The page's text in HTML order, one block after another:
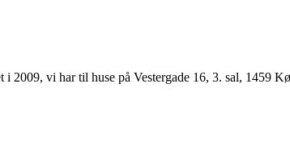
2009, vi har til huse på Vestergade 16, 3. sal, 1459